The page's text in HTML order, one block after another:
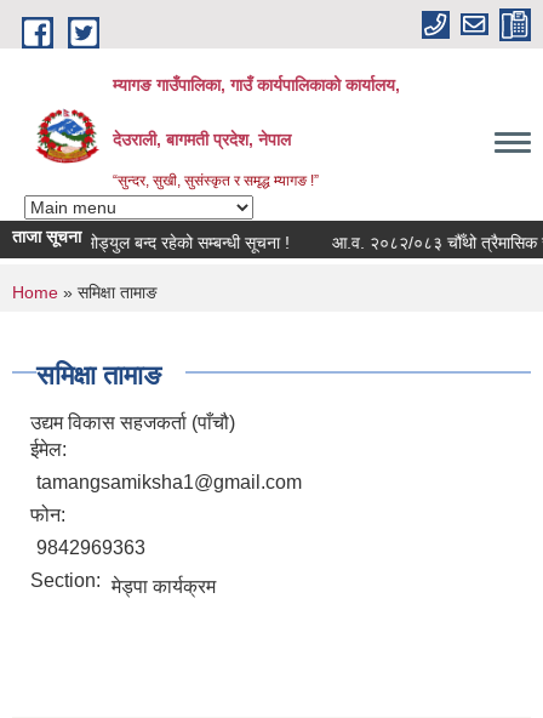
Skip to main content
म्यागङ गाउँपालिका, गाउँ कार्यपालिकाको कार्यालय,
देउराली, बागमती प्रदेश, नेपाल
“सुन्दर, सुखी, सुसंस्कृत र समृद्ध म्यागङ !”
ताजा सूचना
राजश्व मोड्युल बन्द रहेको सम्बन्धी सूचना ! आ.व. २०८२/०८३ चौँथो त्रैमासिक
You are here
Home » समिक्षा तामाङ
समिक्षा तामाङ
उद्यम विकास सहजकर्ता (पाँचौ)
ईमेल:
tamangsamiksha1@gmail.com
फोन:
9842969363
Section: मेड्पा कार्यक्रम